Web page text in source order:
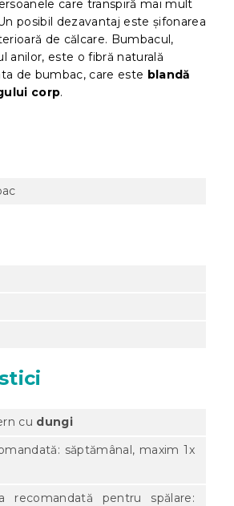
care transpiră mai mult
posibil dezavantaj este șifonarea
de călcare. Bumbacul,
anilor, este o fibră naturală
de bumbac, care este blandă
corp.
cu dungi
săptămânal, maxim 1x
recomandată pentru spălare: